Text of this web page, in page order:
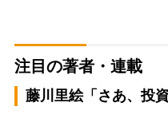
注目の著者・連載
藤川里絵「さあ、投